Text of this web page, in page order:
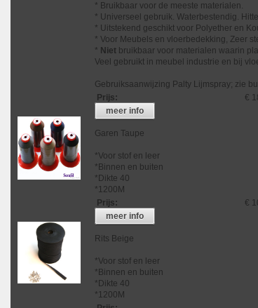
* Bruikbaar voor de meeste materialen.
* Universeel gebruik. Waterbestendig.
* Uitstekend geschikt voor Polyether en
* Voor Meubels en vloerbedekking, Zeer
* Niet bruikbaar voor materialen waarin
Veel gebruikt in meubel industrie en bij
Gebruiksaanwijzing Palty Lijmspray; zie
Prijs:
€
meer info
Garen Taupe
*Voor stof en leer
*Binnen en buiten
*Dikte 40
*1200M
Prijs:
€
meer info
Rits Beige
*Voor stof en leer
*Binnen en buiten
*Dikte 40
*1200M